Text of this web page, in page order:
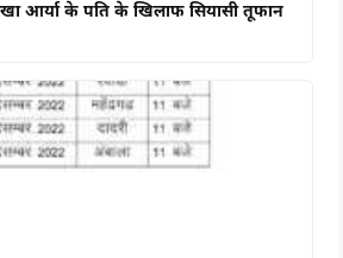
आर्या के पति के खिलाफ सियासी तूफान